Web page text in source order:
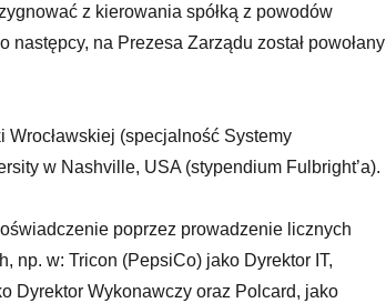
z kierowania spółką z powodów
na Prezesa Zarządu został powołany
(specjalność Systemy
w Nashville, USA (stypendium Fulbright’a).
poprzez prowadzenie licznych
np. w: Tricon (PepsiCo) jako Dyrektor IT,
Dyrektor Wykonawczy oraz Polcard, jako